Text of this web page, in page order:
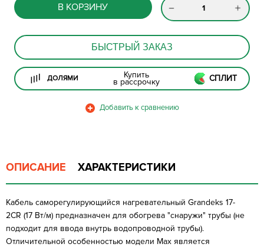
В КОРЗИНУ
БЫСТРЫЙ ЗАКАЗ
ДОЛЯМИ Купить
в рассрочку СПЛИТ
ОПИСАНИЕ ХАРАКТЕРИСТИКИ
Кабель саморегулирующийся нагревательный Grandeks 17-
2CR (17 Вт/м) предназначен для обогрева "снаружи" трубы (не
подходит для ввода внутрь водопроводной трубы).
Отличительной особенностью модели Max является